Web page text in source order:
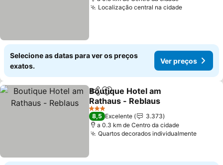
Localização central na cidade
Selecione as datas para ver os preços
exatos.
Ver preços
PartilharAdicionar aos favoritos
Boutique Hotel am
Rathaus - Reblaus
3 Estrelas
8,5 Excelente
3.373
a 0.3 km de Centro da cidade
Quartos decorados individualmente